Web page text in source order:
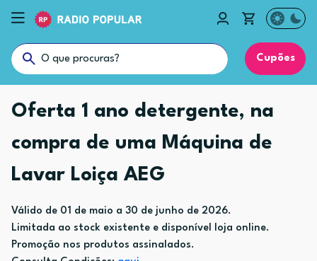
Cupões
Oferta 1 ano detergente, na
compra de uma Máquina de
Lavar Loiça AEG
Válido de 01 de maio a 30 de junho de 2026.
Limitada ao stock existente e disponível loja online.
Promoção nos produtos assinalados.